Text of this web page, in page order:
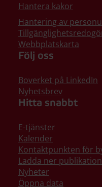
Hantera kakor
Hantering av
Webbplatskarta
Följ oss
Boverket på LinkedIn
Nyhetsbrev
Hitta snabbt
E-tjänster
Kalender
Kontaktpunkten för
Ladda ner
Nyheter
Öppna data